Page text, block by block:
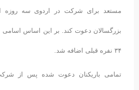
مستعد برای شرکت در اردوی سه روزه
بزرگسالان دعوت کند. بر این اساس اسامی
۳۴ نفره قبلی اضافه شد.
تمامی باریکنان دعوت شده پس از